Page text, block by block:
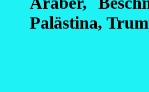
Palästina,